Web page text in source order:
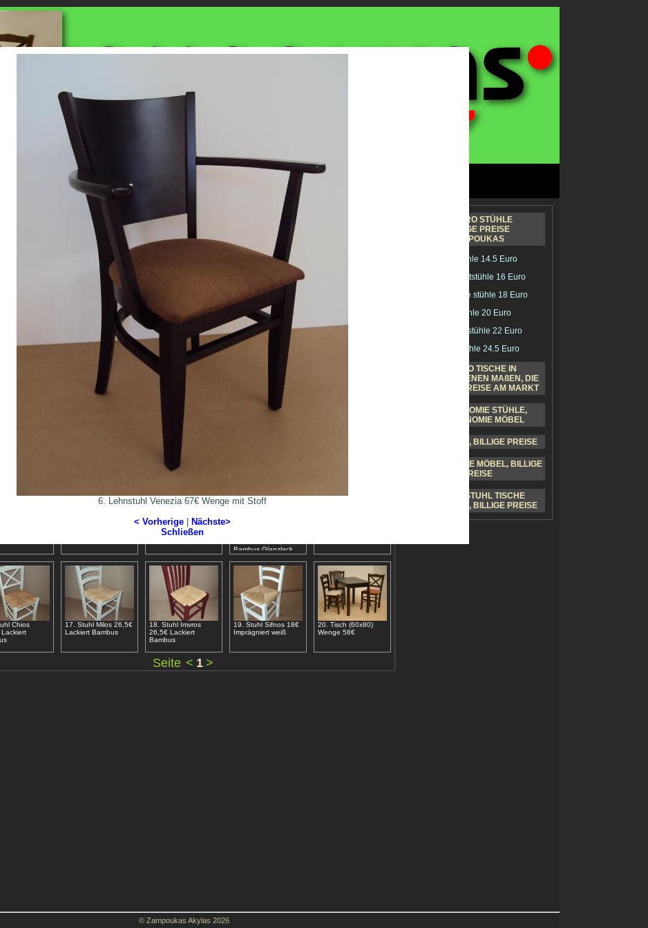
Kontakt ANGEBOTE
RESTAURANT STÜHLE, CAFE STÜHLE, BAR STÜHLE, BISTRO STÜHLE,
TAVERNENSTÜHLE, GASTRONOMIE STÜHLE, GASTRONOMIE MÖBEL,
AUßERORDENTLICHE QUALITÄT, UNSCHLAGBAREN PREISEN - HERSTELLER
2. Stuhl Chios 30,5€
Wenge Kunstleder
3. Stuhl Archontissa
40€ Wenge
4. Stuhl Arpa 31,5€
Kunstleder Glanzlack
8. Stuhl Skaloti 31,5€
Wenge Kunstleder
13. Stuhl Parisiana
42€ Wenge
Bambus Glanzlack
Chios
17. Stuhl Milos 26,5€
Lackiert Bambus
18. Stuhl Imvros
26,5€ Lackiert
Bambus
19. Stuhl Sifnos 18€
Imprägniert weiß
20. Tisch (60x80)
Wenge 58€
6. Lehnstuhl Venezia 67€ Wenge mit Stoff
< Vorherige |Nächste>
Schließen
Seite < 1 >
GASTRO STÜHLE
BILLIGE PREISE
ZAMPOUKAS
Cafestühle 14.5 Euro
Restaurantstühle 16 Euro
Bistrostühle stühle 18 Euro
Barstühle 20 Euro
Tavernenstühle 22 Euro
Klappstühle 24.5 Euro
GASTRO TISCHE IN
VERSCHIEDENEN MAßEN, DIE
BILLIGSTE PREISE AM MARKT
GASTRONOMIE STÜHLE,
GASTRONOMIE MÖBEL
BARSTÜHLE, BILLIGE PREISE
GASTRONOMIE MÖBEL, BILLIGE
PREISE
STÜHLE STUHL TISCHE
BARSTÜHLE, BILLIGE PREISE
© Zampoukas Akylas 2026